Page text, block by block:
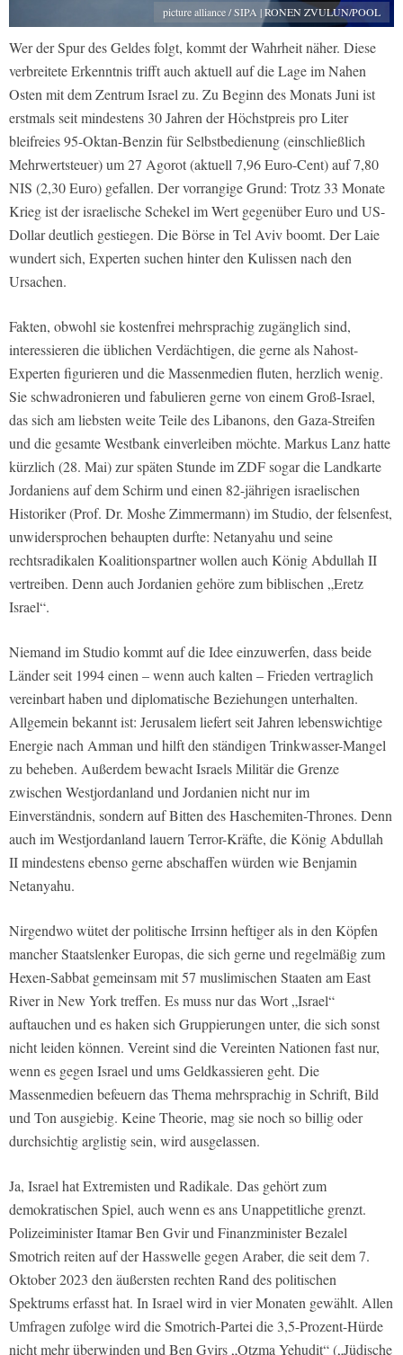
picture alliance / SIPA | RONEN ZVULUN/POOL
Wer der Spur des Geldes folgt, kommt der Wahrheit näher. Diese
verbreitete Erkenntnis trifft auch aktuell auf die Lage im Nahen
Osten mit dem Zentrum Israel zu. Zu Beginn des Monats Juni ist
erstmals seit mindestens 30 Jahren der Höchstpreis pro Liter
bleifreies 95-Oktan-Benzin für Selbstbedienung (einschließlich
Mehrwertsteuer) um 27 Agorot (aktuell 7,96 Euro-Cent) auf 7,80
NIS (2,30 Euro) gefallen. Der vorrangige Grund: Trotz 33 Monate
Krieg ist der israelische Schekel im Wert gegenüber Euro und US-
Dollar deutlich gestiegen. Die Börse in Tel Aviv boomt. Der Laie
wundert sich, Experten suchen hinter den Kulissen nach den
Ursachen.
Fakten, obwohl sie kostenfrei mehrsprachig zugänglich sind,
interessieren die üblichen Verdächtigen, die gerne als Nahost-
Experten figurieren und die Massenmedien fluten, herzlich wenig.
Sie schwadronieren und fabulieren gerne von einem Groß-Israel,
das sich am liebsten weite Teile des Libanons, den Gaza-Streifen
und die gesamte Westbank einverleiben möchte. Markus Lanz hatte
kürzlich (28. Mai) zur späten Stunde im ZDF sogar die Landkarte
Jordaniens auf dem Schirm und einen 82-jährigen israelischen
Historiker (Prof. Dr. Moshe Zimmermann) im Studio, der felsenfest,
unwidersprochen behaupten durfte: Netanyahu und seine
rechtsradikalen Koalitionspartner wollen auch König Abdullah II
vertreiben. Denn auch Jordanien gehöre zum biblischen „Eretz
Israel“.
Niemand im Studio kommt auf die Idee einzuwerfen, dass beide
Länder seit 1994 einen – wenn auch kalten – Frieden vertraglich
vereinbart haben und diplomatische Beziehungen unterhalten.
Allgemein bekannt ist: Jerusalem liefert seit Jahren lebenswichtige
Energie nach Amman und hilft den ständigen Trinkwasser-Mangel
zu beheben. Außerdem bewacht Israels Militär die Grenze
zwischen Westjordanland und Jordanien nicht nur im
Einverständnis, sondern auf Bitten des Haschemiten-Thrones. Denn
auch im Westjordanland lauern Terror-Kräfte, die König Abdullah
II mindestens ebenso gerne abschaffen würden wie Benjamin
Netanyahu.
Nirgendwo wütet der politische Irrsinn heftiger als in den Köpfen
mancher Staatslenker Europas, die sich gerne und regelmäßig zum
Hexen-Sabbat gemeinsam mit 57 muslimischen Staaten am East
River in New York treffen. Es muss nur das Wort „Israel“
auftauchen und es haken sich Gruppierungen unter, die sich sonst
nicht leiden können. Vereint sind die Vereinten Nationen fast nur,
wenn es gegen Israel und ums Geldkassieren geht. Die
Massenmedien befeuern das Thema mehrsprachig in Schrift, Bild
und Ton ausgiebig. Keine Theorie, mag sie noch so billig oder
durchsichtig arglistig sein, wird ausgelassen.
Ja, Israel hat Extremisten und Radikale. Das gehört zum
demokratischen Spiel, auch wenn es ans Unappetitliche grenzt.
Polizeiminister Itamar Ben Gvir und Finanzminister Bezalel
Smotrich reiten auf der Hasswelle gegen Araber, die seit dem 7.
Oktober 2023 den äußersten rechten Rand des politischen
Spektrums erfasst hat. In Israel wird in vier Monaten gewählt. Allen
Umfragen zufolge wird die Smotrich-Partei die 3,5-Prozent-Hürde
nicht mehr überwinden und Ben Gvirs „Otzma Yehudit“ („Jüdische